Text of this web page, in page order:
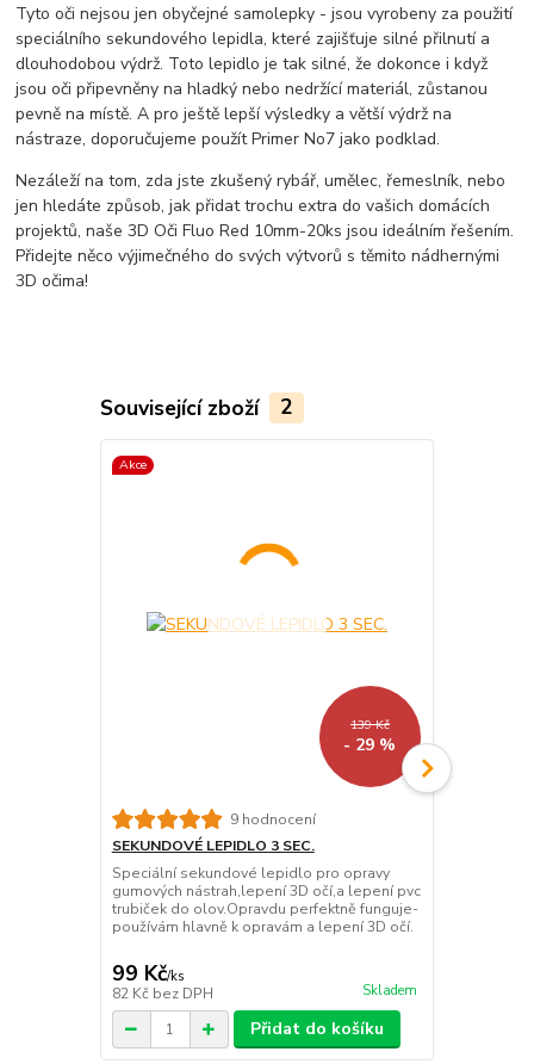
Tyto oči nejsou jen obyčejné samolepky - jsou vyrobeny za použití
speciálního sekundového lepidla, které zajišťuje silné přilnutí a
dlouhodobou výdrž. Toto lepidlo je tak silné, že dokonce i když
jsou oči připevněny na hladký nebo nedržící materiál, zůstanou
pevně na místě. A pro ještě lepší výsledky a větší výdrž na
nástraze, doporučujeme použít Primer No7 jako podklad.
Nezáleží na tom, zda jste zkušený rybář, umělec, řemeslník, nebo
jen hledáte způsob, jak přidat trochu extra do vašich domácích
projektů, naše 3D Oči Fluo Red 10mm-20ks jsou ideálním řešením.
Přidejte něco výjimečného do svých výtvorů s těmito nádhernými
3D očima!
Související zboží 2
Akce
139 Kč
- 29 %
9 hodnocení
SEKUNDOVÉ LEPIDLO 3 SEC.
Speciální sekundové lepidlo pro opravy
gumových nástrah,lepení 3D očí,a lepení pvc
trubiček do olov.Opravdu perfektně funguje-
používám hlavně k opravám a lepení 3D očí.
99 Kč/ks
82 Kč bez DPH Skladem
Přidat do košíku